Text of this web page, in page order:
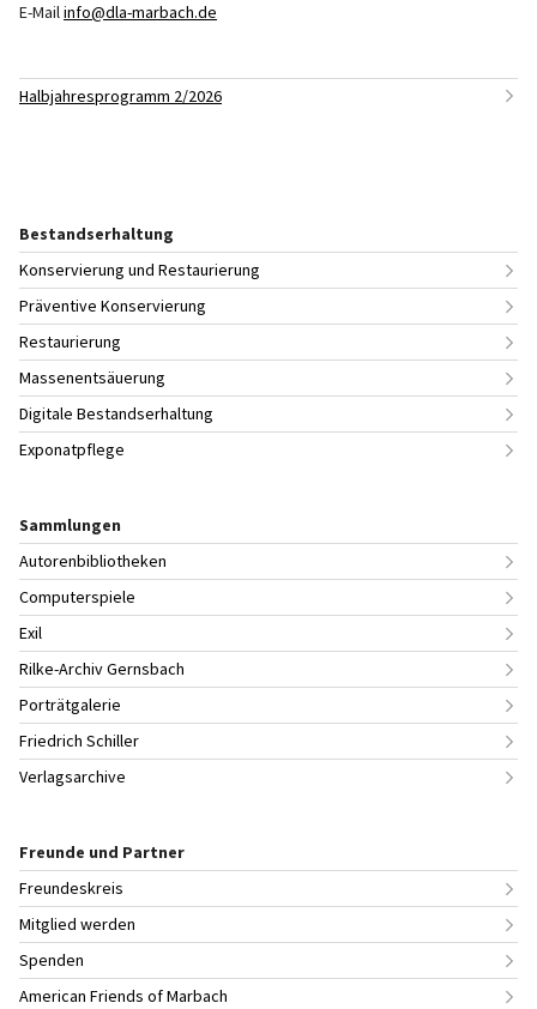
E-Mailinfo@dla-marbach.de
Halbjahresprogramm 2/2026
Bestandserhaltung
Konservierung und Restaurierung
Präventive Konservierung
Restaurierung
Massenentsäuerung
Digitale Bestandserhaltung
Exponatpflege
Sammlungen
Autorenbibliotheken
Computerspiele
Exil
Rilke-Archiv Gernsbach
Porträtgalerie
Friedrich Schiller
Verlagsarchive
Freunde und Partner
Freundeskreis
Mitglied werden
Spenden
American Friends of Marbach